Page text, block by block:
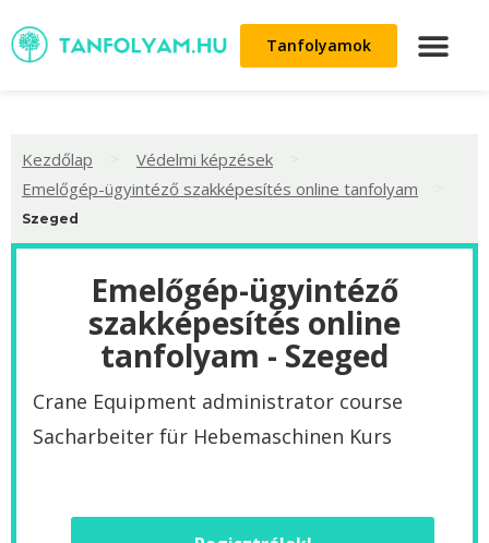
Tanfolyamok
Kezdőlap Védelmi képzések
Emelőgép-ügyintéző szakképesítés online tanfolyam
Szeged
Emelőgép-ügyintéző
szakképesítés online
tanfolyam - Szeged
Crane Equipment administrator course
Sacharbeiter für Hebemaschinen Kurs